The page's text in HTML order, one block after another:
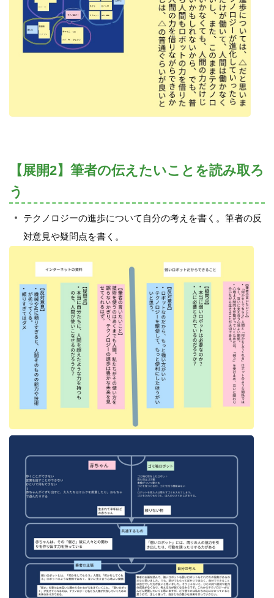
【展開2】筆者の伝えたいことを読み取ろ
う
テクノロジーの進歩について自分の考えを書く。筆者の反
対意見や疑問点を書く。